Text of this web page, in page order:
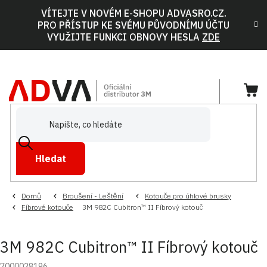
VÍTEJTE V NOVÉM E-SHOPU ADVASRO.CZ.
PRO PŘÍSTUP KE SVÉMU PŮVODNÍMU ÚČTU
VYUŽIJTE FUNKCI OBNOVY HESLA ZDE
Hledat
Domů Broušení - Leštění
Kotouče pro úhlové brusky
Fíbrové kotouče
3M 982C Cubitron™ II Fíbrový kotouč
3M 982C Cubitron™ II Fíbrový kotouč